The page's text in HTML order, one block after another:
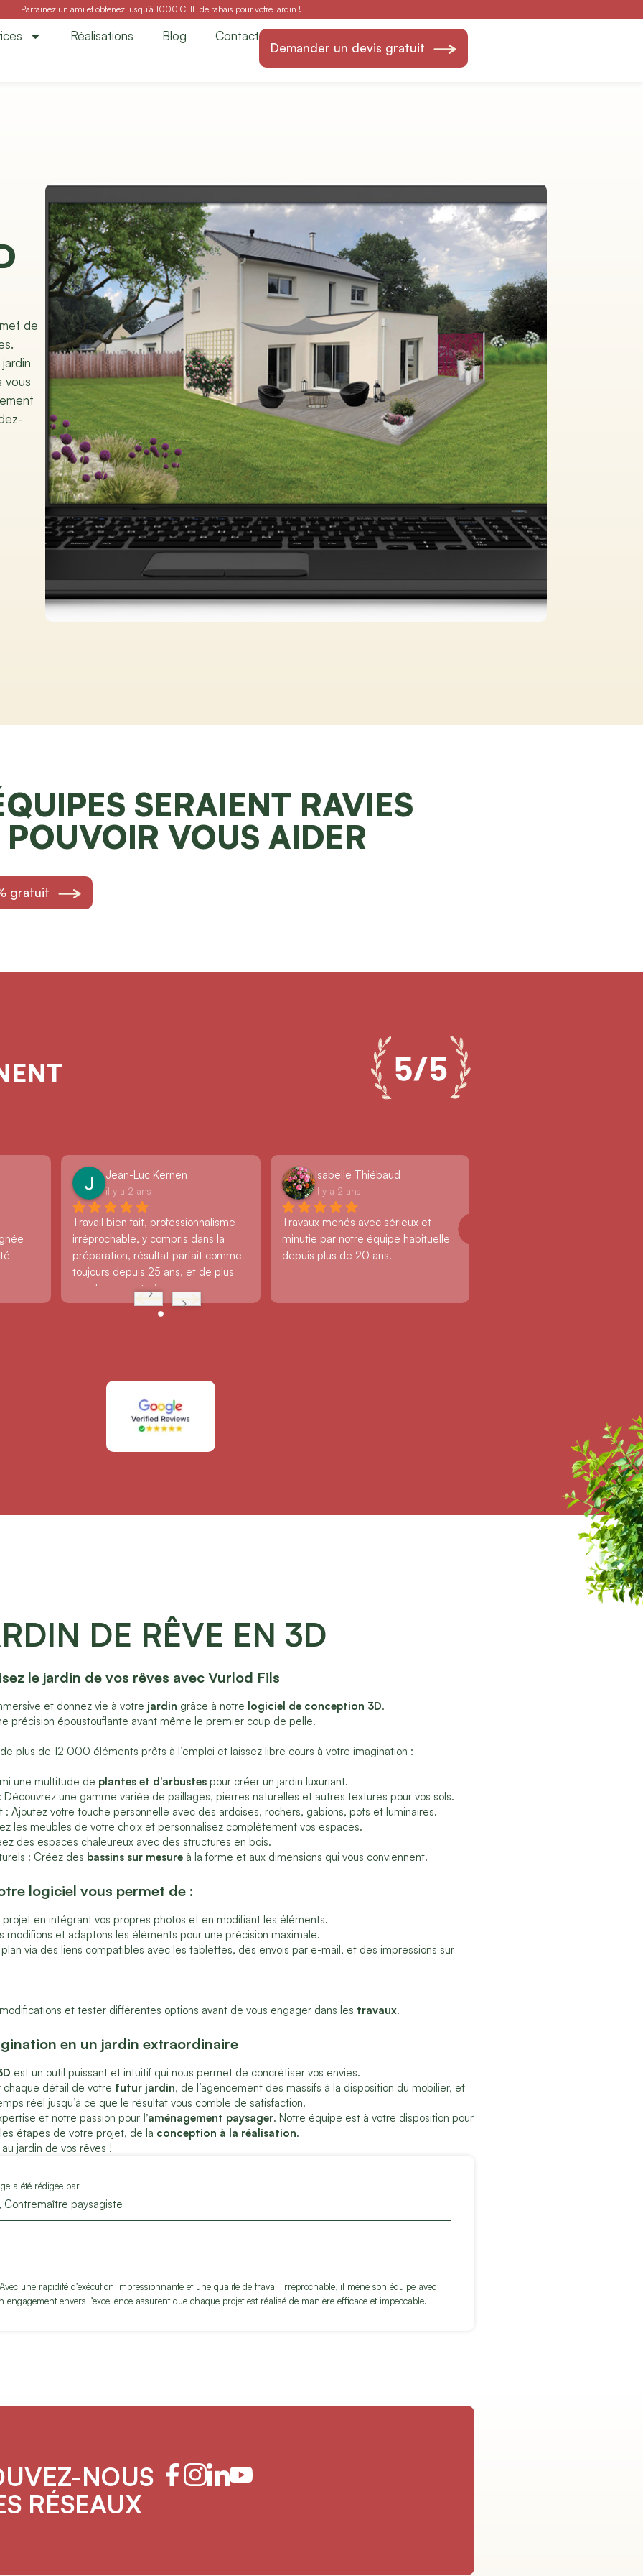
Réalisations Blog
Contact
Demander un devis gratuit
Parrainez un ami et obtenez jusqu’à 1000 CHF de rabais pour votre jardin !
de
vous
SERAIENT RAVIES
POUVOIR VOUS AIDER
gratuit
Jean-Luc Kernen
il y a 2 ans
Travail bien fait, professionnalisme
irréprochable, y compris dans la
préparation, résultat parfait comme
toujours depuis 25 ans, et de plus
par des gens éminemment
sympathiques.Merci et bravo à tous.
Isabelle Thiébaud
il y a 2 ans
Travaux menés avec sérieux et
minutie par notre équipe habituelle
depuis plus de 20 ans.
DE RÊVE EN 3D
le jardin de vos rêves avec Vurlod Fils
et donnez vie à votre jardin grâce à notre logiciel de conception 3D.
précision époustouflante avant même le premier coup de pelle.
plus de 12 000 éléments prêts à l’emploi et laissez libre cours à votre imagination :
une multitude de plantes et d’arbustes pour créer un jardin luxuriant.
une gamme variée de paillages, pierres naturelles et autres textures pour vos sols.
Ajoutez votre touche personnelle avec des ardoises, rochers, gabions, pots et luminaires.
les meubles de votre choix et personnalisez complètement vos espaces.
des espaces chaleureux avec des structures en bois.
: Créez des bassins sur mesure à la forme et aux dimensions qui vous conviennent.
logiciel vous permet de :
projet en intégrant vos propres photos et en modifiant les éléments.
modifions et adaptons les éléments pour une précision maximale.
via des liens compatibles avec les tablettes, des envois par e-mail, et des impressions sur
et tester différentes options avant de vous engager dans les travaux.
en un jardin extraordinaire
est un outil puissant et intuitif qui nous permet de concrétiser vos envies.
chaque détail de votre futur jardin, de l’agencement des massifs à la disposition du mobilier, et
réel jusqu’à ce que le résultat vous comble de satisfaction.
et notre passion pour l’aménagement paysager. Notre équipe est à votre disposition pour
étapes de votre projet, de la conception à la réalisation.
jardin de vos rêves !
a été rédigée par
, Contremaître paysagiste
une rapidité d’exécution impressionnante et une qualité de travail irréprochable, il mène son équipe avec
envers l’excellence assurent que chaque projet est réalisé de manière efficace et impeccable.
NOUS
RÉSEAUX